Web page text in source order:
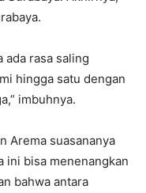
ada rasa saling
hingga satu dengan
imbuhnya.
Arema suasananya
ini bisa menenangkan
bahwa antara